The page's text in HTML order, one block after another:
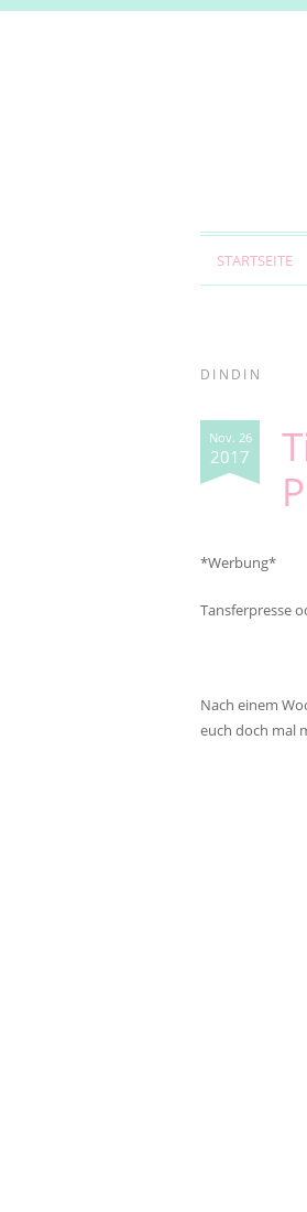
STARTSEITE
DINDIN
Nov. 26
2017
*Werbung*
Tansferpresse
Nach einem
euch doch mal